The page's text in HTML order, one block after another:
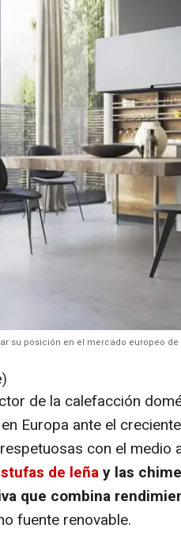
su posición en el mercado europeo
de la calefacción
Europa ante el
con el medio
de leñay las
que combina
fuente renovable.